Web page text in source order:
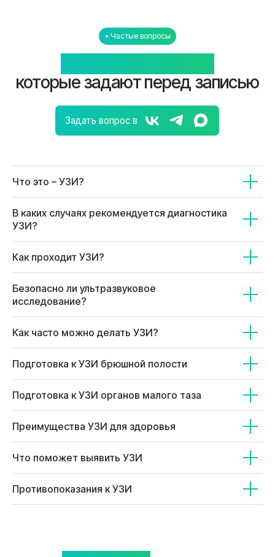
Что это – УЗИ?
В каких случаях рекомендуется диагностика
УЗИ?
Как проходит УЗИ?
Безопасно ли ультразвуковое
исследование?
Как часто можно делать УЗИ?
Подготовка к УЗИ брюшной полости
Подготовка к УЗИ органов малого таза
Преимущества УЗИ для здоровья
Что поможет выявить УЗИ
Противопоказания к УЗИ